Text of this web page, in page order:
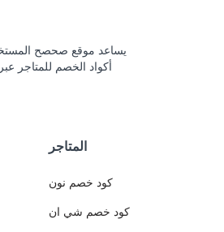
يساعد موقع صحصح
أكواد الخصم للمتاجر
المتاجر
كود خصم نون
كود خصم شي ان